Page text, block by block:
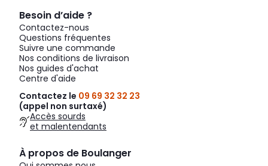
Besoin d’aide ?
Contactez-nous
Questions fréquentes
Suivre une commande
Nos conditions de livraison
Nos guides d'achat
Centre d'aide
Contactez le 09 69 32 32 23
(appel non surtaxé)
Accès sourds
et malentendants
À propos de Boulanger